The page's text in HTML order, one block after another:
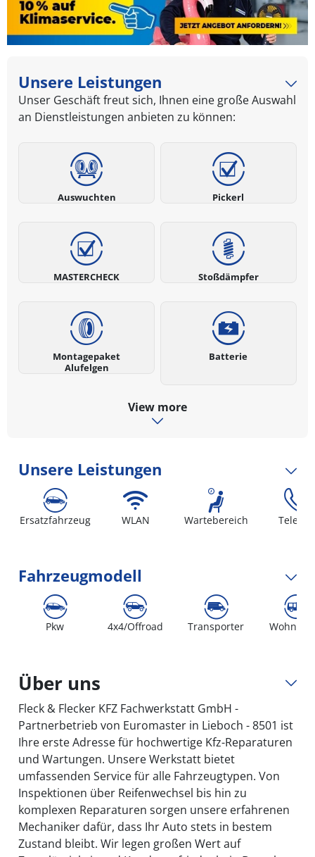
Unsere Leistungen
Unser Geschäft freut sich, Ihnen eine große Auswahl
an Dienstleistungen anbieten zu können:
Auswuchten Pickerl
MASTERCHECK Stoßdämpfer
Montagepaket
Alufelgen
Batterie
View more
Unsere Leistungen
Ersatzfahrzeug WLAN Wartebereich Telefon
Fahrzeugmodell
Pkw 4x4/Offroad Transporter
Über uns
Fleck & Flecker KFZ Fachwerkstatt GmbH -
Partnerbetrieb von Euromaster in Lieboch - 8501 ist
Ihre erste Adresse für hochwertige Kfz-Reparaturen
und Wartungen. Unsere Werkstatt bietet
umfassenden Service für alle Fahrzeugtypen. Von
Inspektionen über Reifenwechsel bis hin zu
komplexen Reparaturen sorgen unsere erfahrenen
Mechaniker dafür, dass Ihr Auto stets in bestem
Zustand bleibt. Wir legen großen Wert auf